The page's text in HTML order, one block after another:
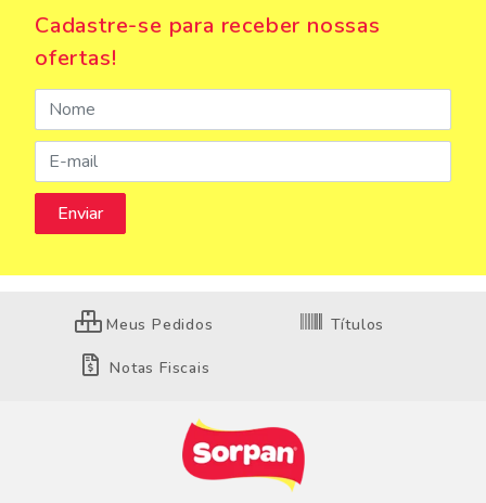
Cadastre-se para receber nossas
ofertas!
Meus Pedidos Títulos
Notas Fiscais